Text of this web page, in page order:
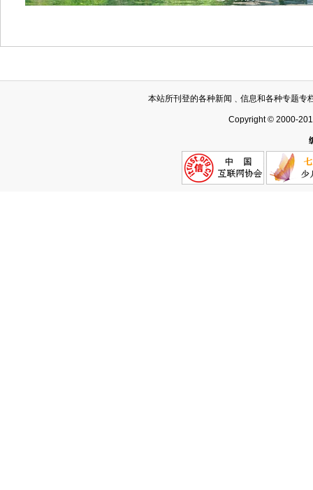
本站所刊登的各种新闻﹑信息和各种专题专
Copyright © 2000-